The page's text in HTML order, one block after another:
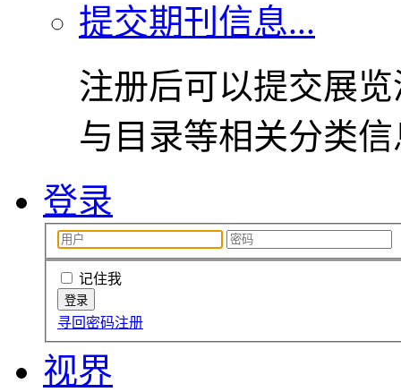
提交期刊信息...
注册后可以提交展
与目录等相关分类
登录
记住我
寻回密码注册
视界